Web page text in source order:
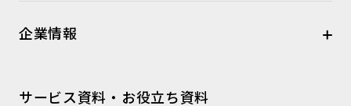
企業情報
サービス資料・お役立ち資料